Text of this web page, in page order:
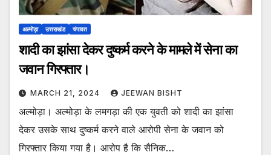
अल्मोड़ा उत्तराखंड चंपावत
शादी का झांसा देकर दुष्कर्म करने के मामले में सेना का
जवान गिरफ्तार।
MARCH 21, 2024 JEEWAN BISHT
अल्मोड़ा। अल्मोड़ा के लमगड़ा की एक युवती को शादी का झांसा
देकर उसके साथ दुष्कर्म करने वाले आरोपी सेना के जवान को
गिरफ्तार किया गया है। आरोप है कि सैनिक…